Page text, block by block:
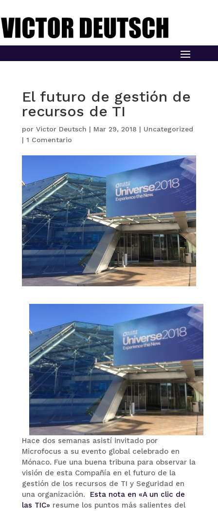
El futuro de gestión de
recursos de TI
por Victor Deutsch | Mar 29, 2018 | Uncategorized
| 1 Comentario
Hace dos semanas asistí invitado por
Microfocus a su evento global celebrado en
Mónaco. Fue una buena tribuna para observar la
visión de esta Compañía en el futuro de la
gestión de los recursos de TI y Seguridad en
una organización. Esta nota en «A un clic de
las TIC» resume los puntos más salientes del